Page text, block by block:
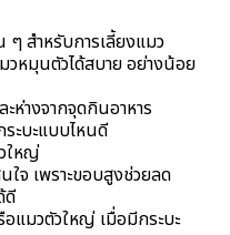
สำหรับการเลี้ยงแมว
หมุนตัวได้สบาย อย่างน้อย
ห่างจากจุดกินอาหาร
ะบะแบบไหนดี
ใหญ่
จ เพราะขอบสูงช่วยลด
ดี
แมวตัวใหญ่ เมื่อมีกระบะ